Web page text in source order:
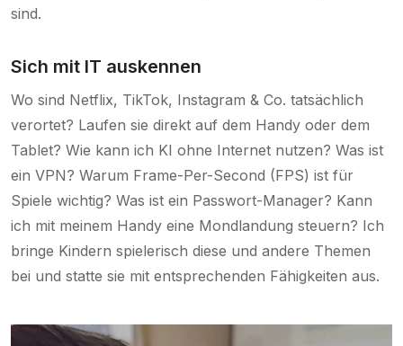
sind.
Sich mit IT auskennen
Wo sind Netflix, TikTok, Instagram & Co. tatsächlich
verortet? Laufen sie direkt auf dem Handy oder dem
Tablet? Wie kann ich KI ohne Internet nutzen? Was ist
ein VPN? Warum Frame-Per-Second (FPS) ist für
Spiele wichtig? Was ist ein Passwort-Manager? Kann
ich mit meinem Handy eine Mondlandung steuern? Ich
bringe Kindern spielerisch diese und andere Themen
bei und statte sie mit entsprechenden Fähigkeiten aus.